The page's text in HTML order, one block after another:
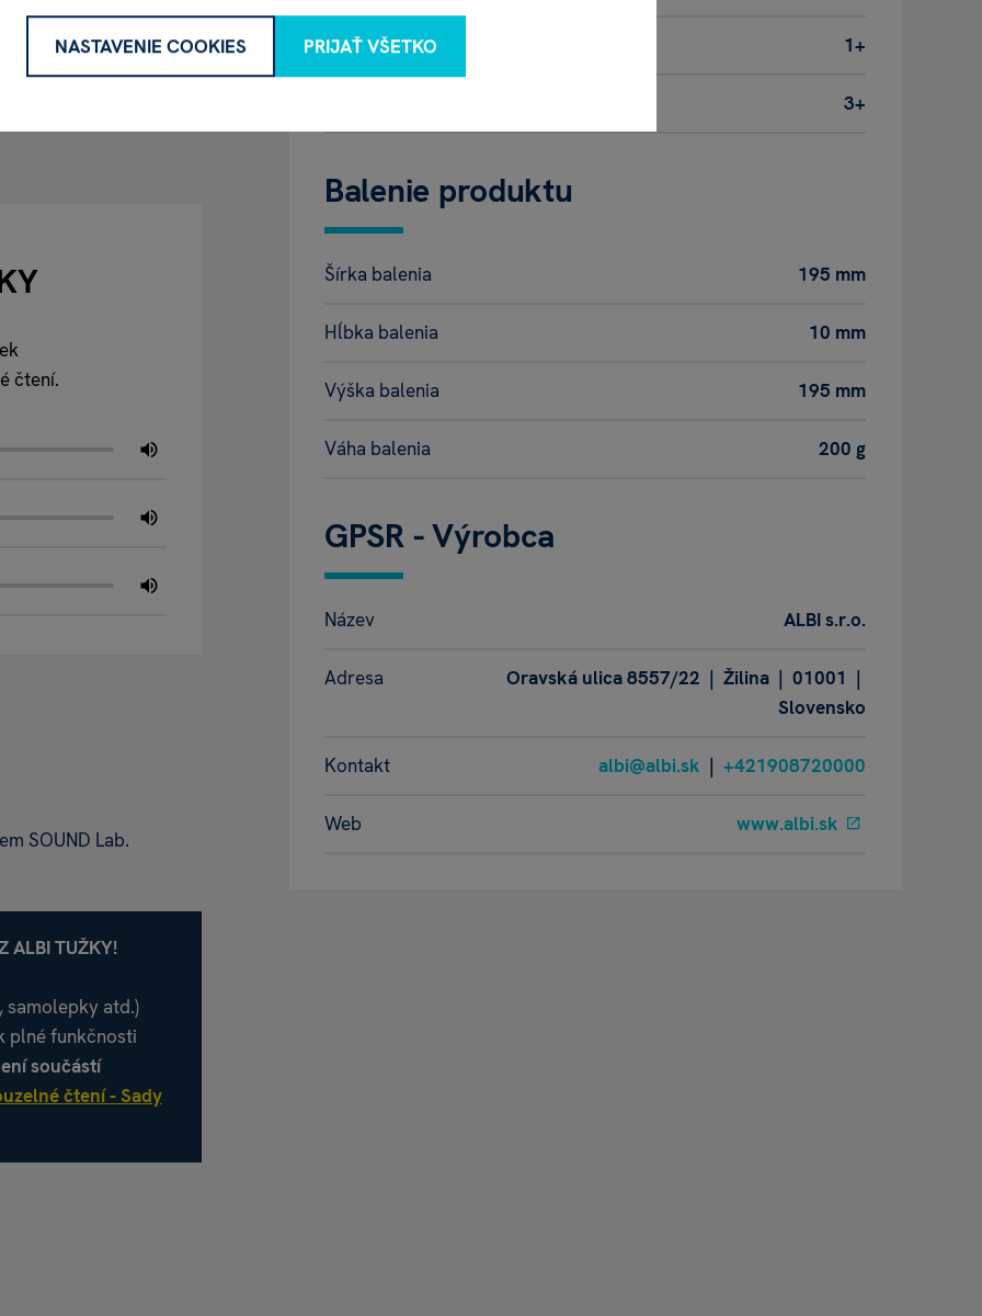
hledat jednotlivá
čtení.
SOUND Lab.
ALBI TUŽKY!
samolepky atd.)
plné funkčnosti
součástí
čtení - Sady
Počet hráčov 1+
3+
Balenie produktu
Šírka balenia 195 mm
Hĺbka balenia 10 mm
Výška balenia 195 mm
Váha balenia 200 g
GPSR - Výrobca
Název ALBI s.r.o.
Adresa
Oravská ulica 8557/22 | Žilina | 01001 |
Slovensko
Kontakt albi@albi.sk | +421908720000
Web www.albi.sk
NASTAVENIE COOKIES PRIJAŤ VŠETKO